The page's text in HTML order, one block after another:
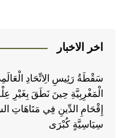
اخر الاخبار
سَقْطَةُ رَئِيسِ الِاتِّحَادِ
الْمَغْرِبِيَّةِ حِينَ نَطَقَ بِغَيْرِ
إِقْحَامِ الدِّينِ فِي مَتَاهَاتِ
سِيَاسِيَّةٍ كُبْرَى